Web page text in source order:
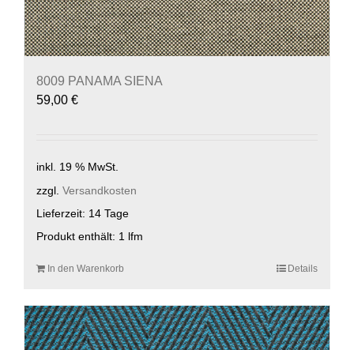
8009 PANAMA SIENA
59,00 €
inkl. 19 % MwSt.
zzgl. Versandkosten
Lieferzeit: 14 Tage
Produkt enthält: 1 lfm
In den Warenkorb Details